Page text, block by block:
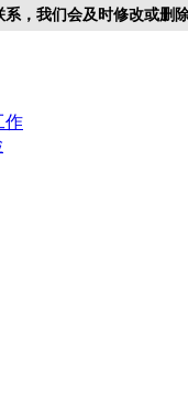
，我们会及时修改或删除
作